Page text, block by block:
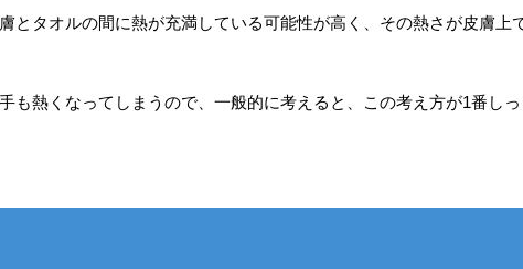
とタオルの間に熱が充満している可能性が高く、その熱さが皮膚上
も熱くなってしまうので、一般的に考えると、この考え方が1番しっ